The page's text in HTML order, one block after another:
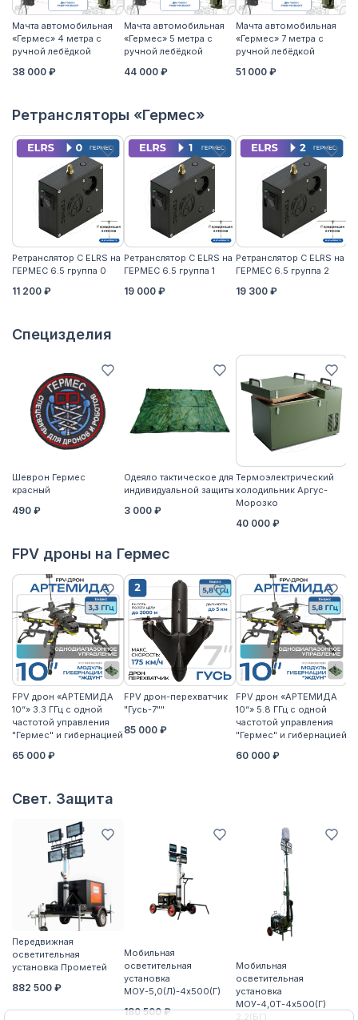
Мачта автомобильная
«Гермес» 4 метра с
ручной лебёдкой
38 000 ₽
Мачта автомобильная
«Гермес» 5 метра с
ручной лебёдкой
44 000 ₽
Мачта автомобильная
«Гермес» 7 метра с
ручной лебёдкой
51 000 ₽
Ретрансляторы «Гермес»
Ретранслятор С ELRS на
ГЕРМЕС 6.5 группа 0
11 200 ₽
Ретранслятор С ELRS на
ГЕРМЕС 6.5 группа 1
19 000 ₽
Ретранслятор С ELRS на
ГЕРМЕС 6.5 группа 2
19 300 ₽
Специзделия
Шеврон Гермес
красный
490 ₽
Одеяло тактическое для
индивидуальной защиты
3 000 ₽
Термоэлектрический
холодильник Аргус-
Морозко
40 000 ₽
FPV дроны на Гермес
FPV дрон «АРТЕМИДА
10“» 3.3 ГГц с одной
частотой управления
"Гермес" и гибернацией
65 000 ₽
FPV дрон-перехватчик
"Гусь-7""
85 000 ₽
FPV дрон «АРТЕМИДА
10“» 5.8 ГГц с одной
частотой управления
"Гермес" и гибернацией
60 000 ₽
Свет. Защита
Передвижная
осветительная
установка Прометей
882 500 ₽
Мобильная
осветительная
установка
МОУ-5,0(Л)-4х500(Г)
180 500 ₽
Мобильная
осветительная
установка
МОУ-4,0Т-4х500(Г)
2,2(БГ)